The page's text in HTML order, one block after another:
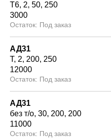
Т6 2 50 250
3000
Под заказ
АД31
Т 2 200 250
12000
Под заказ
АД31
без т/о 30 200 200
11000
Под заказ